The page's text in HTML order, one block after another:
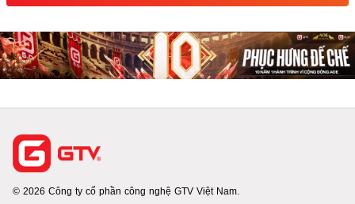
© 2026 Công ty cổ phần công nghệ GTV Việt Nam.